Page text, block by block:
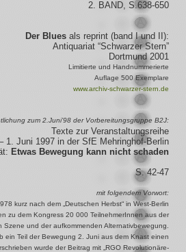
2. BAND, S.638-650
Der Blues als reprint (band I und II):
Antiquariat “Schwarzer Stern”
Dortmund 2001
Limitierte und Handnummerierte
Auflage 500 Exemplare
www.archiv-schwarzer-stern.de
zum 2.Juni’98 der Vorbereitungsgruppe B2J:
Texte zur Veranstaltungsreihe
1. Juni 1997 in der SfE Mehringhof-Berlin
Etwas Bewegung kann nicht schaden
S. 42-47
mit folgendem Vorwort:
kurz nach dem „Deutschen Herbst“ in West-Berlin
zu dem Kongress 20 000 TeilnehmerInnen aus der
Szene und der aufkommenden Alternativbewegung.
ein Teil der Bewegung 2. Juni aus dem Knast einen
wurde der Beitrag mit „RGO Revolutionäre-